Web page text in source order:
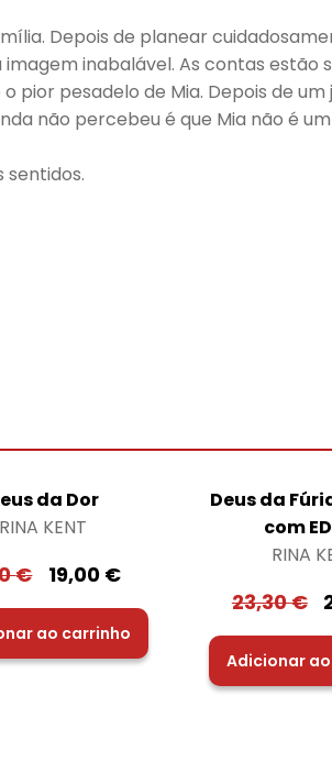
Depois de planear
inabalável. As contas estão
pesadelo de Mia. Depois de
não percebeu é que Mia não é
sentidos.
da Dor
RINA KENT
€ 19,00 €
ao carrinho
Deus da
com
RINA
23,30€
Adicionar